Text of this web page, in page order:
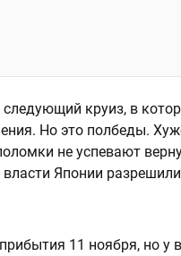
круиз, в
Но это полбеды.
не успевают
Японии
11 ноября, но у